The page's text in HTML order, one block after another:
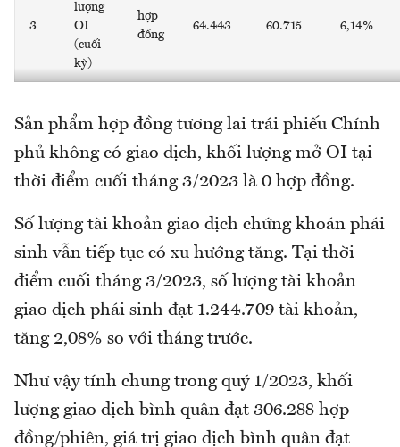
3
lượng
OI
(cuối
kỳ)
hợp
đồng
64.443 60.715 6,14%
Sản phẩm hợp đồng tương lai trái phiếu Chính
phủ không có giao dịch, khối lượng mở OI tại
thời điểm cuối tháng 3/2023 là 0 hợp đồng.
Số lượng tài khoản giao dịch chứng khoán phái
sinh vẫn tiếp tục có xu hướng tăng. Tại thời
điểm cuối tháng 3/2023, số lượng tài khoản
giao dịch phái sinh đạt 1.244.709 tài khoản,
tăng 2,08% so với tháng trước.
Như vậy tính chung trong quý 1/2023, khối
lượng giao dịch bình quân đạt 306.288 hợp
đồng/phiên, giá trị giao dịch bình quân đạt